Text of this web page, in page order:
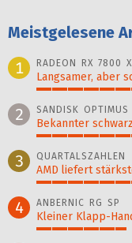
Meistgelesene
1
RADEON RX 7800
Langsamer, aber
2 SANDISK
Bekannter
3 QUARTALSZAHLEN
AMD liefert
4 ANBERNIC RG SP
Kleiner Klapp-